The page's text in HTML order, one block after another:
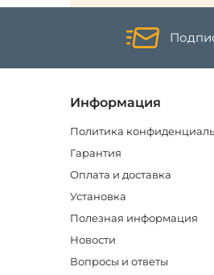
Информация
Политика
Гарантия
Оплата и доставка
Установка
Полезная информация
Новости
Вопросы и ответы